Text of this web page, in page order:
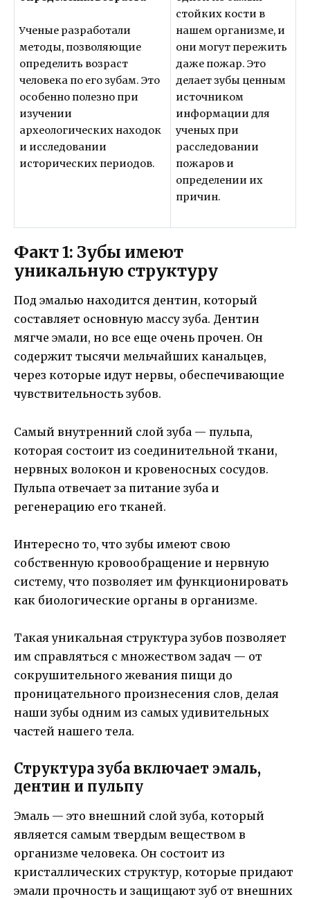
Ученые разработали
методы, позволяющие
определить возраст
человека по его зубам. Это
особенно полезно при
изучении
археологических находок
и исследовании
исторических периодов.
стойких кости в
нашем организме, и
они могут пережить
даже пожар. Это
делает зубы ценным
источником
информации для
ученых при
расследовании
пожаров и
определении их
причин.
Факт 1: Зубы имеют
уникальную структуру
Под эмалью находится дентин, который
составляет основную массу зуба. Дентин
мягче эмали, но все еще очень прочен. Он
содержит тысячи мельчайших канальцев,
через которые идут нервы, обеспечивающие
чувствительность зубов.
Самый внутренний слой зуба — пульпа,
которая состоит из соединительной ткани,
нервных волокон и кровеносных сосудов.
Пульпа отвечает за питание зуба и
регенерацию его тканей.
Интересно то, что зубы имеют свою
собственную кровообращение и нервную
систему, что позволяет им функционировать
как биологические органы в организме.
Такая уникальная структура зубов позволяет
им справляться с множеством задач — от
сокрушительного жевания пищи до
проницательного произнесения слов, делая
наши зубы одним из самых удивительных
частей нашего тела.
Структура зуба включает эмаль,
дентин и пульпу
Эмаль — это внешний слой зуба, который
является самым твердым веществом в
организме человека. Он состоит из
кристаллических структур, которые придают
эмали прочность и защищают зуб от внешних